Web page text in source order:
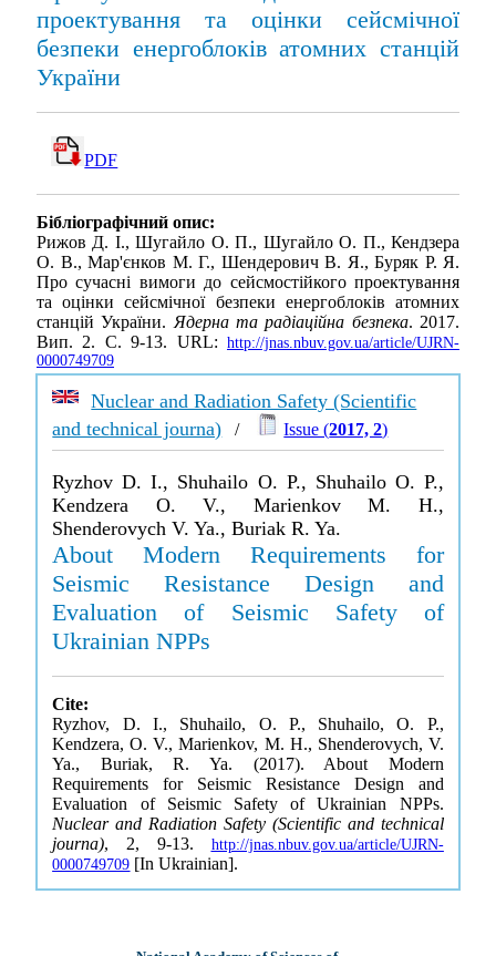
проектування та оцінки сейсмічної
безпеки енергоблоків атомних станцій
України
PDF
Бібліографічний опис:
Рижов Д. І., Шугайло О. П., Шугайло О. П., Кендзера
О. В., Мар'єнков М. Г., Шендерович В. Я., Буряк Р. Я.
Про сучасні вимоги до сейсмостійкого проектування
та оцінки сейсмічної безпеки енергоблоків атомних
станцій України.Ядерна та радіаційна безпека. 2017.
Вип. 2. С. 9-13. URL: http://jnas.nbuv.gov.ua/article/UJRN-
0000749709
Nuclear and Radiation Safety (Scientific
and technical journa) / Issue (2017, 2)
Ryzhov D. I., Shuhailo O. P., Shuhailo O. P.,
Kendzera O. V., Marienkov M. H.,
Shenderovych V. Ya., Buriak R. Ya.
About Modern Requirements for
Seismic Resistance Design and
Evaluation of Seismic Safety of
Ukrainian NPPs
Cite:
Ryzhov, D. I., Shuhailo, O. P., Shuhailo, O. P.,
Kendzera, O. V., Marienkov, M. H., Shenderovych, V.
Ya., Buriak, R. Ya. (2017). About Modern
Requirements for Seismic Resistance Design and
Evaluation of Seismic Safety of Ukrainian NPPs.
Nuclear and Radiation Safety (Scientific and technical
journa), 2, 9-13. http://jnas.nbuv.gov.ua/article/UJRN-
0000749709 [In Ukrainian].